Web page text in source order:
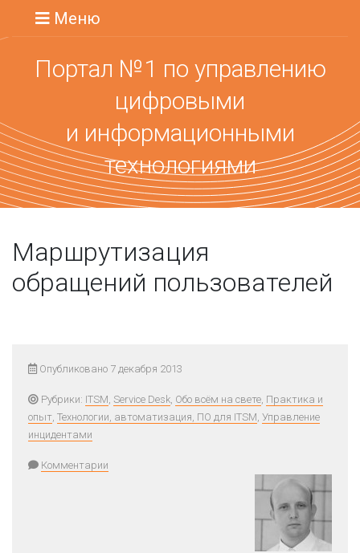
Меню
Портал №1 по управлению
цифровыми
и информационными
технологиями
Маршрутизация
обращений пользователей
Опубликовано 7 декабря 2013
Рубрики: ITSM, Service Desk, Обо всём на свете, Практика и
опыт, Технологии, автоматизация, ПО для ITSM, Управление
инцидентами
Комментарии